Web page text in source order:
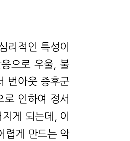
리적인 특성이
으로 우울, 불
번아웃 증후군
인하여 정서
게 되는데, 이
렵게 만드는 악